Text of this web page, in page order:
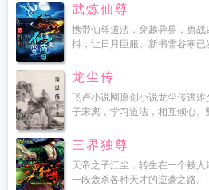
武炼仙尊
携带仙尊道法，穿越异界，勇
抖，让日月臣服。新书雪谷寒已
龙尘传
飞卢小说网原创小说龙尘传逃
子宋离，学习道法，相互倾心
三界独尊
天帝之子江尘，转生在一个被
一段轰杀各种天才的逆袭之路。